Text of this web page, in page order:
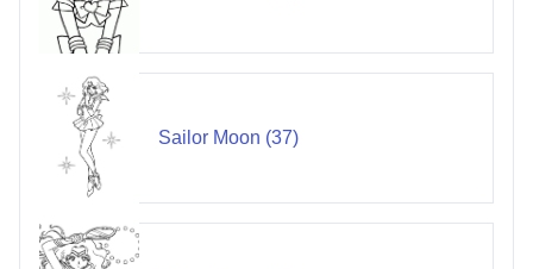
Sailor Moon (37)